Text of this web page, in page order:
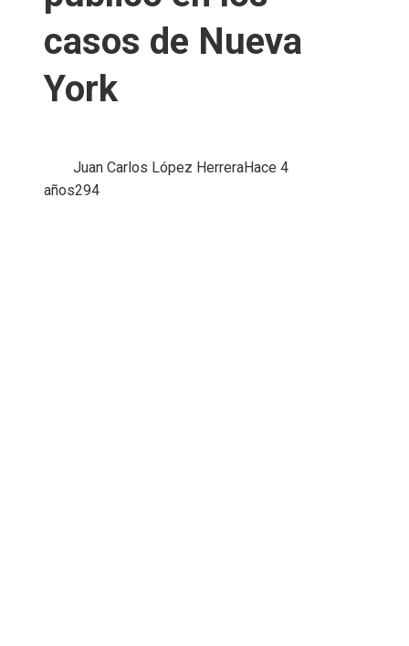
casos de Nueva
York
Juan Carlos López HerreraHace 4
años294